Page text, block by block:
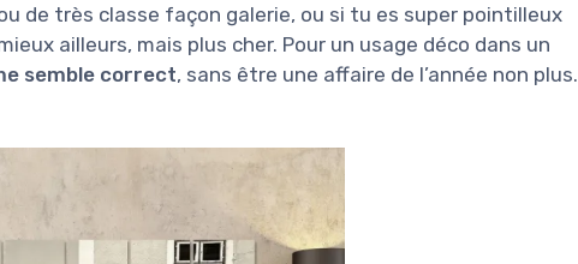
de très classe façon galerie, ou si tu es super pointilleux
ailleurs, mais plus cher. Pour un usage déco dans un
semble correct, sans être une affaire de l’année non plus.